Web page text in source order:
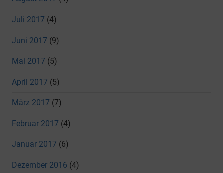
Juli 2017 (4)
Juni 2017 (9)
Mai 2017 (5)
April 2017 (5)
März 2017 (7)
Februar 2017 (4)
Januar 2017 (6)
Dezember 2016 (4)